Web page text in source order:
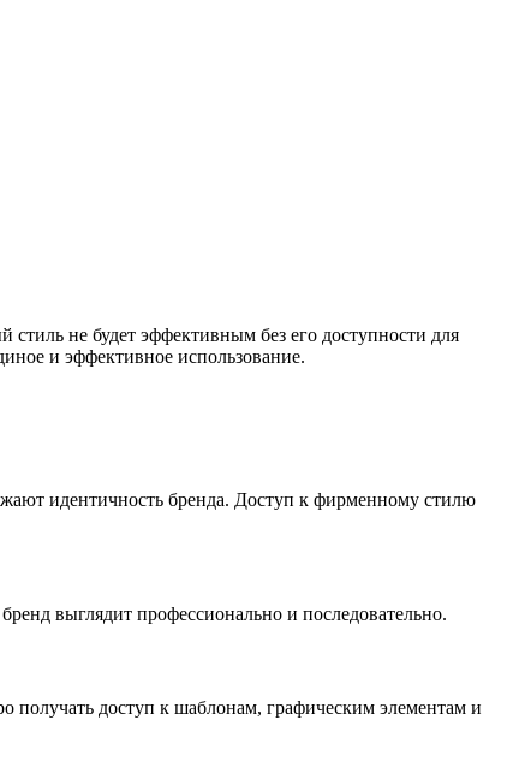
не будет эффективным без его доступности для
и эффективное использование.
идентичность бренда. Доступ к фирменному стилю
выглядит профессионально и последовательно.
получать доступ к шаблонам, графическим элементам и